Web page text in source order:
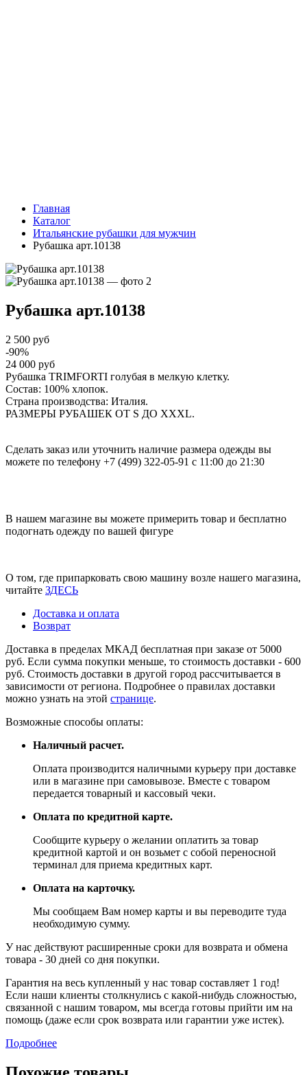
Главная
Каталог
Итальянские рубашки для мужчин
Рубашка арт.10138
Рубашка арт.10138
2 500 руб
-90%
24 000 руб
Рубашка TRIMFORTI голубая в мелкую клетку.
Состав: 100% хлопок.
Страна производства: Италия.
РАЗМЕРЫ РУБАШЕК ОТ S ДО XXXL.
Сделать заказ или уточнить наличие размера одежды вы
можете по телефону +7 (499) 322-05-91 с 11:00 до 21:30
В нашем магазине вы можете примерить товар и бесплатно
подогнать одежду по вашей фигуре
О том, где припарковать свою машину возле нашего магазина,
читайте ЗДЕСЬ
Доставка и оплата
Возврат
Доставка в пределах МКАД бесплатная при заказе от 5000
руб. Если сумма покупки меньше, то стоимость доставки - 600
руб. Стоимость доставки в другой город рассчитывается в
зависимости от региона. Подробнее о правилах доставки
можно узнать на этой странице.
Возможные способы оплаты:
Наличный расчет.
Оплата производится наличными курьеру при доставке
или в магазине при самовывозе. Вместе с товаром
передается товарный и кассовый чеки.
Оплата по кредитной карте.
Сообщите курьеру о желании оплатить за товар
кредитной картой и он возьмет с собой переносной
терминал для приема кредитных карт.
Оплата на карточку.
Мы сообщаем Вам номер карты и вы переводите туда
необходимую сумму.
У нас действуют расширенные сроки для возврата и обмена
товара - 30 дней со дня покупки.
Гарантия на весь купленный у нас товар составляет 1 год!
Если наши клиенты столкнулись с какой-нибудь сложностью,
связанной с нашим товаром, мы всегда готовы прийти им на
помощь (даже если срок возврата или гарантии уже истек).
Подробнее